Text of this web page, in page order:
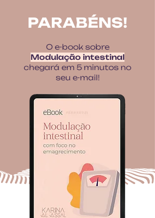
PARABÉNS!
O e-book sobre
Modulação intestinal
chegará em 5 minutos no
seu e-mail!